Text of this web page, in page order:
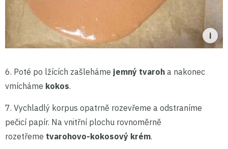
6. Poté po lžících zašleháme jemný tvaroh a nakonec
vmícháme kokos.
7. Vychladlý korpus opatrně rozevřeme a odstraníme
pečicí papír. Na vnitřní plochu rovnoměrně
rozetřeme tvarohovo-kokosový krém.